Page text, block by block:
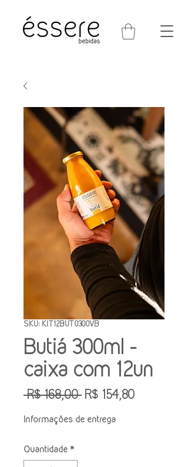
SKU: KIT12BUT0300VB
Butiá 300ml -
caixa com 12un
R$ 168,00 Preço
normal
R$ 154,80Preço
Informações de entrega
Quantidade *